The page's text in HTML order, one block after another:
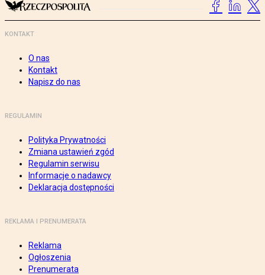
KONTAKT
O nas
Kontakt
Napisz do nas
REGULAMIN
Polityka Prywatności
Zmiana ustawień zgód
Regulamin serwisu
Informacje o nadawcy
Deklaracja dostępności
REKLAMA I PRENUMERATA
Reklama
Ogłoszenia
Prenumerata